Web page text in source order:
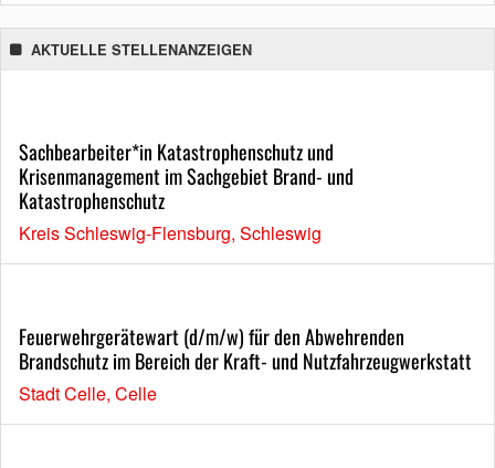
AKTUELLE STELLENANZEIGEN
Sachbearbeiter*in Katastrophenschutz und
Krisenmanagement im Sachgebiet Brand- und
Katastrophenschutz
Kreis Schleswig-Flensburg, Schleswig
Feuerwehrgerätewart (d/m/w) für den Abwehrenden
Brandschutz im Bereich der Kraft- und Nutzfahrzeugwerkstatt
Stadt Celle, Celle